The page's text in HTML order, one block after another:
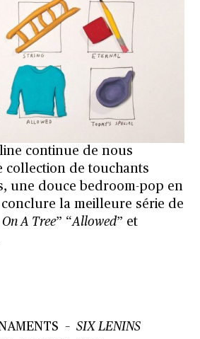
continue de nous
collection de touchants
une douce bedroom-pop en
la meilleure série de
On A Tree” “Allowed” et
–SIX LENINS